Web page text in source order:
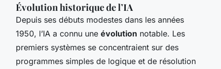
Évolution historique de l’IA
Depuis ses débuts modestes dans les années
1950, l’IA a connu une évolution notable. Les
premiers systèmes se concentraient sur des
programmes simples de logique et de résolution